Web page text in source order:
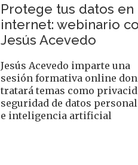
Protege tus datos en
internet: webinario
Jesús Acevedo
Jesús Acevedo imparte una
sesión formativa online
tratará temas como
seguridad de datos
e inteligencia artificial